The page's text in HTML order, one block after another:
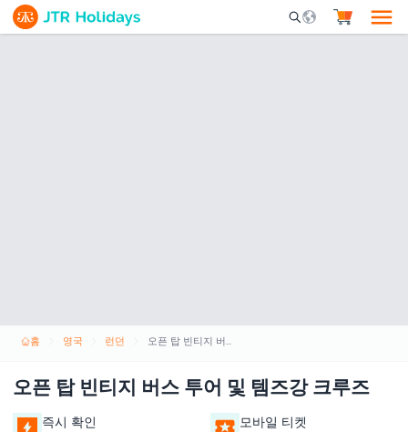
Mobile Search
홈 영국 런던 오픈 탑 빈티지 버스 투어 및 템즈강 크루즈
오픈 탑 빈티지 버스 투어 및 템즈강 크루즈
즉시 확인 모바일 티켓